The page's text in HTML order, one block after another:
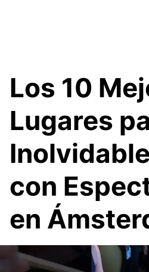
Los 10
Lugares
con
en